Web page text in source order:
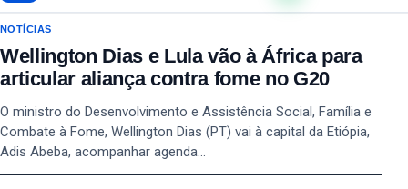
NOTÍCIAS
Wellington Dias e Lula vão à África para
articular aliança contra fome no G20
O ministro do Desenvolvimento e Assistência Social, Família e
Combate à Fome, Wellington Dias (PT) vai à capital da Etiópia,
Adis Abeba, acompanhar agenda…